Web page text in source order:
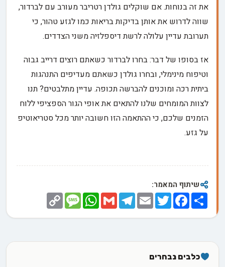
את זה בנוחות. אם שוקלים גולדן רטריבר מעורב עם לברדור,
שווה לדרוש את אותן בדיקות בריאות כמו לגזע טהור, כי
תערובת עדיין עלולה לרשת דיספלזיה משני הצדדים.
אז בסופו של דבר: בחרו לברדור כשאתם רוצים דרייב גבוה
וטיפוח מינימלי, ובחרו גולדן כשאתם מעדיפים התנהגות
ביתית רכה ומוכנים להברשה תכופה. עדיין מתלבטים? תנו
לצוות המומחים שלנו להתאים את אופי הגור הספציפי ללוח
הזמנים שלכם, כי ההתאמה הזו חשובה יותר מכל סטריאוטיפ
על גזע.
שיתוף המאמר:
Share
Facebook
Twitter
Email
Telegram
Gmail
WhatsApp
Message
Copy
Link
כלבים נבחרים